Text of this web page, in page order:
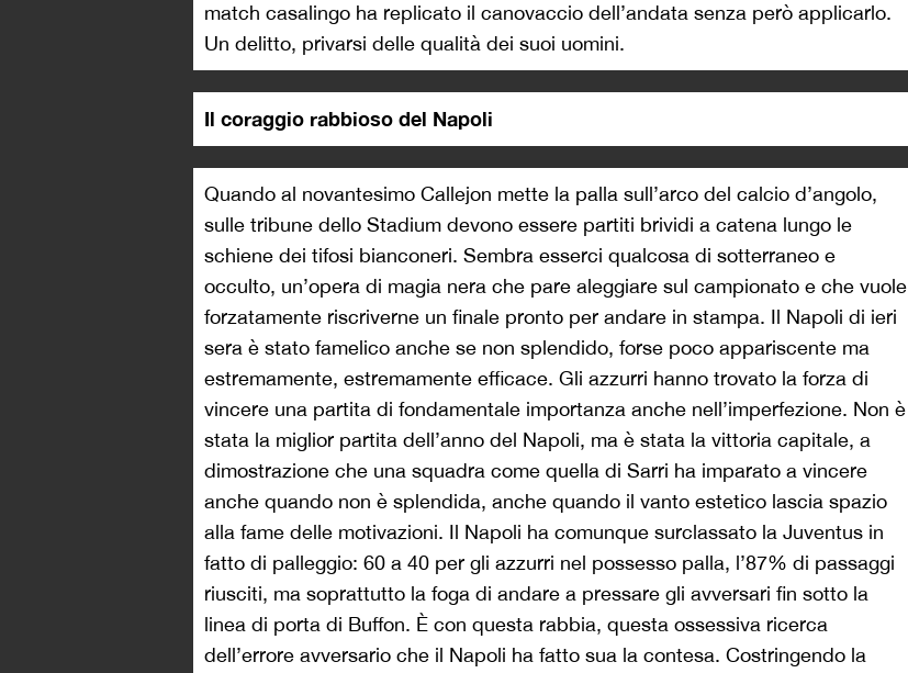
match casalingo ha replicato il canovaccio dell’andata senza però applicarlo.
Un delitto, privarsi delle qualità dei suoi uomini.
Il coraggio rabbioso del Napoli
Quando al novantesimo Callejon mette la palla sull’arco del calcio d’angolo,
sulle tribune dello Stadium devono essere partiti brividi a catena lungo le
schiene dei tifosi bianconeri. Sembra esserci qualcosa di sotterraneo e
occulto, un’opera di magia nera che pare aleggiare sul campionato e che vuole
forzatamente riscriverne un finale pronto per andare in stampa. Il Napoli di ieri
sera è stato famelico anche se non splendido, forse poco appariscente ma
estremamente, estremamente efficace. Gli azzurri hanno trovato la forza di
vincere una partita di fondamentale importanza anche nell’imperfezione. Non è
stata la miglior partita dell’anno del Napoli, ma è stata la vittoria capitale, a
dimostrazione che una squadra come quella di Sarri ha imparato a vincere
anche quando non è splendida, anche quando il vanto estetico lascia spazio
alla fame delle motivazioni. Il Napoli ha comunque surclassato la Juventus in
fatto di palleggio: 60 a 40 per gli azzurri nel possesso palla, l’87% di passaggi
riusciti, ma soprattutto la foga di andare a pressare gli avversari fin sotto la
linea di porta di Buffon. È con questa rabbia, questa ossessiva ricerca
dell’errore avversario che il Napoli ha fatto sua la contesa. Costringendo la